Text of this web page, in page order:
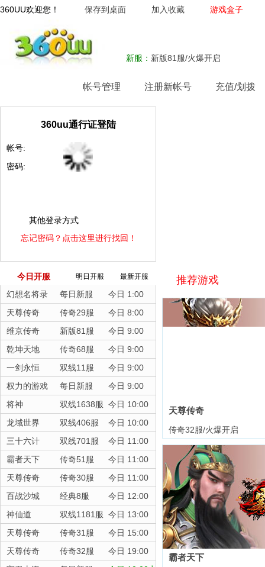
360UU欢迎您！ 保存到桌面 加入收藏 游戏盒子
新服： 新版81服/火爆开启
帐号管理 注册新帐号 充值/划拨
360uu通行证登陆
帐号:
密码:
其他登录方式
忘记密码？点击这里进行找回！
今日开服 明日开服 最新开服
幻想名将录 每日新服
今日 1:00
天尊传奇
传奇29服
今日 8:00
维京传奇
新版81服
今日 9:00
乾坤天地
传奇68服
今日 9:00
一剑永恒
双线11服
今日 9:00
权力的游戏
每日新服
今日 9:00
将神
双线1638服 今日 10:00
龙域世界
双线406服
今日 10:00
三十六计
双线701服
今日 11:00
霸者天下
传奇51服
今日 11:00
天尊传奇
传奇30服
今日 11:00
百战沙城
经典8服
今日 12:00
神仙道
双线1181服 今日 13:00
天尊传奇
传奇31服
今日 15:00
天尊传奇
传奇32服
今日 19:00
推荐游戏
天尊传奇
传奇32服/火爆开启
霸者天下